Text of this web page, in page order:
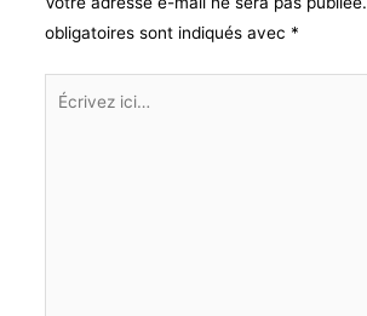
obligatoires sont indiqués avec *
Écrivez